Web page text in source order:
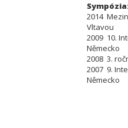
2014
Vltavou
2009 10.
Německo
2008 3.
2007 9.
Německo